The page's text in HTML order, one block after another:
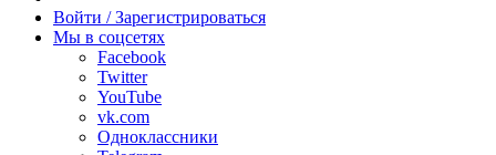
радио
Войти / Зарегистрироваться
Мы в соцсетях
Facebook
Twitter
YouTube
vk.com
Одноклассники